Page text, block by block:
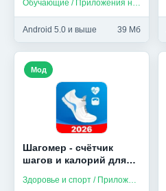
Unlocked)
Обучающие / Приложения на русском
Android 5.0 и выше 39 Мб
Шагомер - счётчик
шагов и калорий для
Unlocked)
Здоровье и спорт / Приложения на русском
Мод